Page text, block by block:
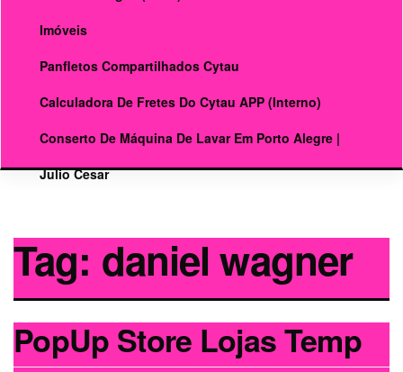
Imóveis
Panfletos Compartilhados Cytau
Calculadora De Fretes Do Cytau APP (interno)
Conserto De Máquina De Lavar Em Porto Alegre |
Julio Cesar
Tag: daniel wagner
PopUp Store Lojas Temp